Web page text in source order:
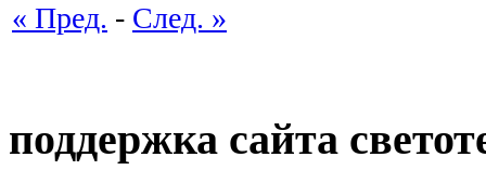
« Пред. - След. »
поддержка сайта